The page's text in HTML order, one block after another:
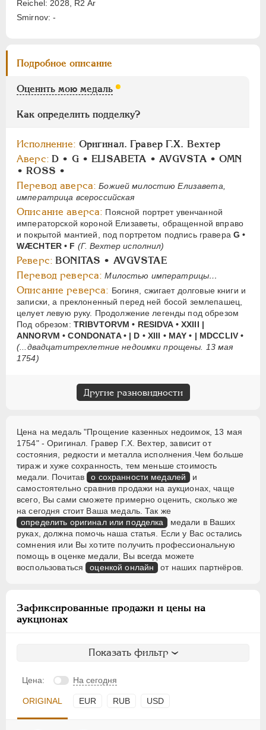
Reichel: 2028, R2 Ar
Smirnov: -
Подробное описание
Оценить мою медаль
Как определить подделку?
Исполнение: Оригинал. Гравер Г.Х. Вехтер
Аверс: D • G • ELISABETA • AVGVSTA • OMN
• ROSS •
Перевод аверса: Божией милостию Елизавета,
императрица всероссийская
Описание аверса: Поясной портрет увенчанной
императорской короной Елизаветы, обращенной вправо
и покрытой мантией, под портретом подпись гравераG •
WÆCHTER • F (Г. Вехтер исполнил)
Реверс: BONITAS • AVGVSTAE
Перевод реверса: Милостью императрицы…
Описание реверса: Богиня, сжигает долговые книги и
записки, а преклоненный перед ней босой землепашец,
целует левую руку. Продолжение легенды под обрезом
Под обрезом: TRIBVTORVM • RESIDVA • XXIII |
ANNORVM • CONDONATA • | D • XIII • MAY • | MDCCLIV •
(...двадцатитрехлетние недоимки прощены. 13 мая
1754)
Другие разновидности
Цена на медаль "Прощение казенных недоимок, 13 мая
1754" - Оригинал. Гравер Г.Х. Вехтер, зависит от
состояния, редкости и металла исполнения.Чем больше
тираж и хуже сохранность, тем меньше стоимость
медали. Почитав о сохранности медалей
и
самостоятельно сравнив продажи на аукционах, чаще
всего, Вы сами сможете примерно оценить, сколько же
на сегодня стоит Ваша медаль. Так же
определить оригинал или подделка
медали в Ваших
руках, должна помочь наша статья. Если у Вас остались
сомнения или Вы хотите получить профессиональную
помощь в оценке медали, Вы всегда можете
воспользоваться оценкой онлайн от наших партнёров.
Зафиксированные продажи и цены на
аукционах
Показать фильтр
Цена: На сегодня
ORIGINAL EUR RUB USD
НИКОЛАЙ II 1894-1917
СЕРИИ МЕДАЛЕЙ